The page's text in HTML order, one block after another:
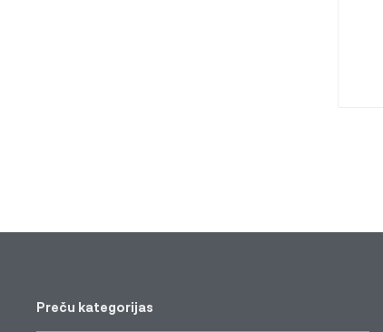
Preču kategorijas